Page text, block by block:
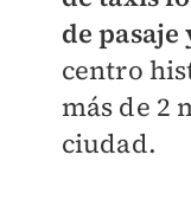
de pasaje
centro
más de 2
ciudad.